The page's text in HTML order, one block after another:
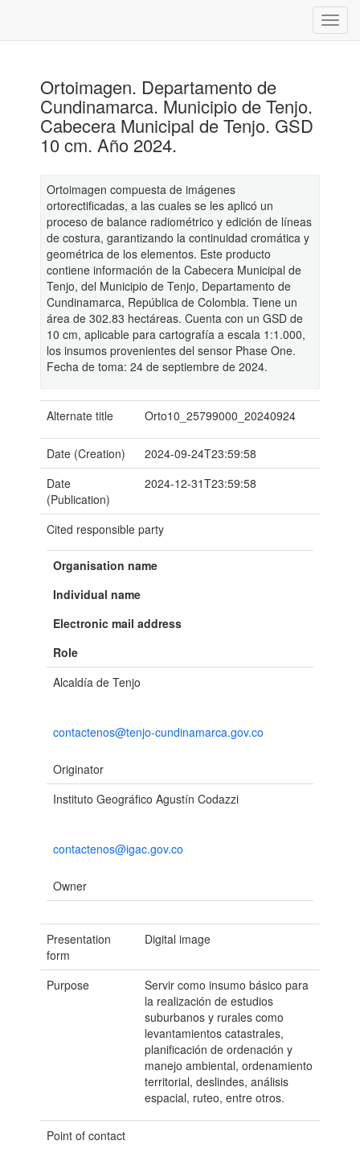
Ortoimagen. Departamento de
Cundinamarca. Municipio de Tenjo.
Cabecera Municipal de Tenjo. GSD
10 cm. Año 2024.
Ortoimagen compuesta de imágenes
ortorectificadas, a las cuales se les aplicó un
proceso de balance radiométrico y edición de líneas
de costura, garantizando la continuidad cromática y
geométrica de los elementos. Este producto
contiene información de la Cabecera Municipal de
Tenjo, del Municipio de Tenjo, Departamento de
Cundinamarca, República de Colombia. Tiene un
área de 302.83 hectáreas. Cuenta con un GSD de
10 cm, aplicable para cartografía a escala 1:1.000,
los insumos provenientes del sensor Phase One.
Fecha de toma: 24 de septiembre de 2024.
Alternate title Orto10_25799000_20240924
Date (Creation)
2024-09-24T23:59:58
Date
(Publication)
2024-12-31T23:59:58
Cited responsible party
Organisation name
Individual name
Electronic mail address
Role
Alcaldía de Tenjo
contactenos@tenjo-cundinamarca.gov.co
Originator
Instituto Geográfico Agustín Codazzi
contactenos@igac.gov.co
Owner
Presentation
form
Digital image
Purpose
Servir como insumo básico para
la realización de estudios
suburbanos y rurales como
levantamientos catastrales,
planificación de ordenación y
manejo ambiental, ordenamiento
territorial, deslindes, análisis
espacial, ruteo, entre otros.
Point of contact